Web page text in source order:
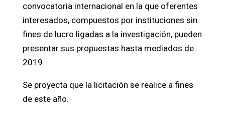
convocatoria internacional en la que oferentes
interesados, compuestos por instituciones sin
fines de lucro ligadas a la investigación, pueden
presentar sus propuestas hasta mediados de
2019.
Se proyecta que la licitación se realice a fines
de este año.